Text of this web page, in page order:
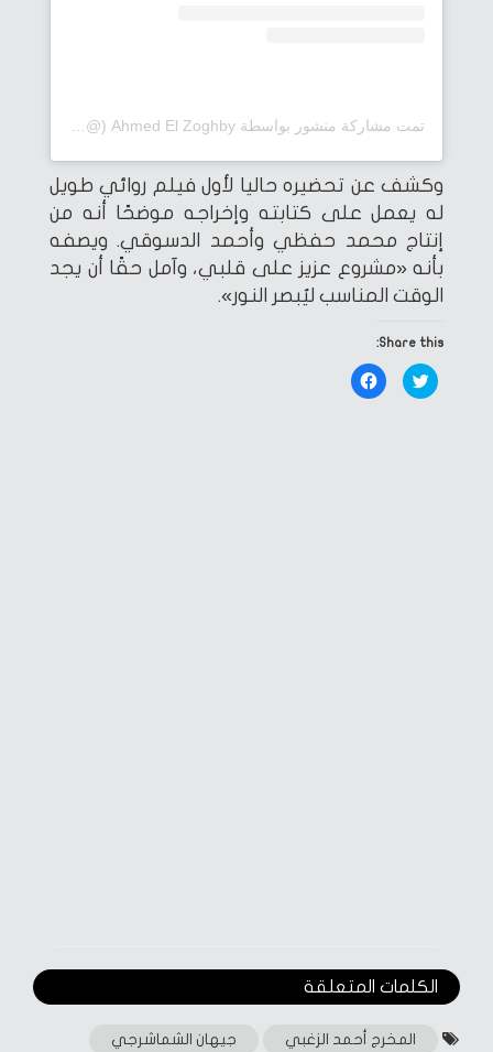
تمت مشاركة منشور بواسطة ‏‎Ahmed El Zoghby‎‏ (@‏‎zoghbyyy‎‏)
وكشف عن تحضيره حاليا لأول فيلم روائي طويل
له يعمل على كتابته وإخراجه موضحًا أنه من
إنتاج محمد حفظي وأحمد الدسوقي. ويصفه
بأنه «مشروع عزيز على قلبي، وآمل حقًا أن يجد
الوقت المناسب ليُبصر النور».
Share this:
Click
to
share
Click
to
الكلمات المتعلقة‎
المخرج أحمد الزغبي جيهان الشماشرجي